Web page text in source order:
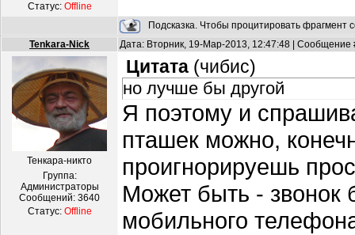
Статус: Offline
Подсказка. Чтобы процитировать фрагмент
Tenkara-Nick
Дата: Вторник, 19-Мар-2013, 12:47:48 | Сообщение
Тенкара-никто
Группа:
Администраторы
Сообщений: 3640
Статус: Offline
Цитата (чибис)
но лучше бы другой
Я поэтому и
пташек можно,
проигнорируешь
Может быть - звонок
мобильного